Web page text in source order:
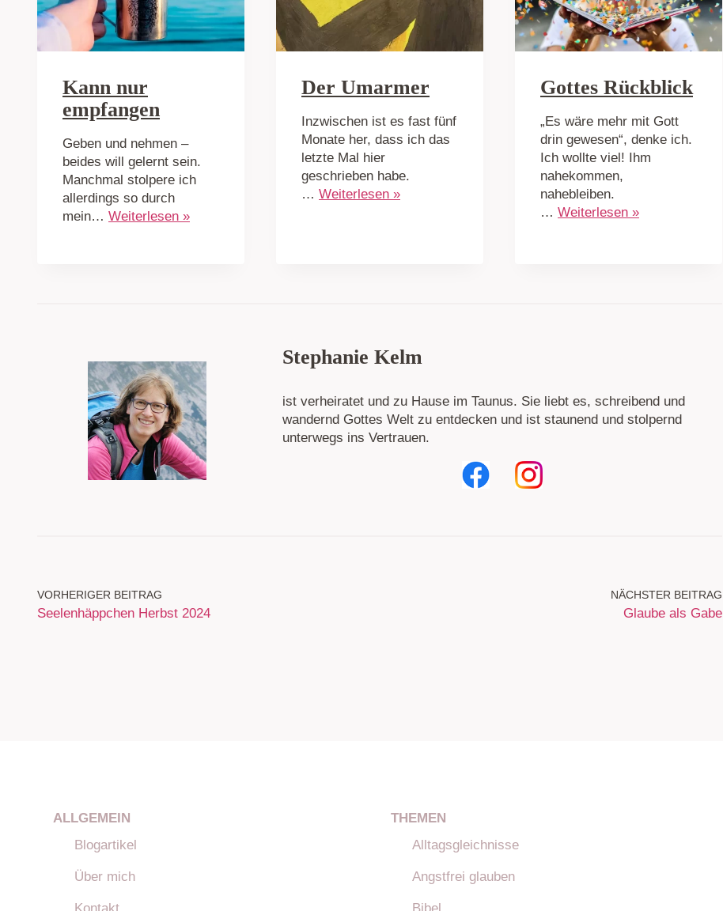
Kann nur
empfangen
Geben und nehmen –
beides will gelernt sein.
Manchmal stolpere ich
allerdings so durch
mein… Weiterlesen »
Der Umarmer
Inzwischen ist es fast fünf
Monate her, dass ich das
letzte Mal hier
geschrieben habe.
… Weiterlesen »
Gottes Rückblick
„Es wäre mehr mit Gott
drin gewesen“, denke ich.
Ich wollte viel! Ihm
nahekommen,
nahebleiben.
… Weiterlesen »
Stephanie Kelm
ist verheiratet und zu Hause im Taunus. Sie liebt es, schreibend und
wandernd Gottes Welt zu entdecken und ist staunend und stolpernd
unterwegs ins Vertrauen.
VORHERIGER BEITRAG
Seelenhäppchen Herbst 2024
NÄCHSTER BEITRAG
Glaube als Gabe
ALLGEMEIN
Blogartikel
Über mich
THEMEN
Alltagsgleichnisse
Angstfrei glauben